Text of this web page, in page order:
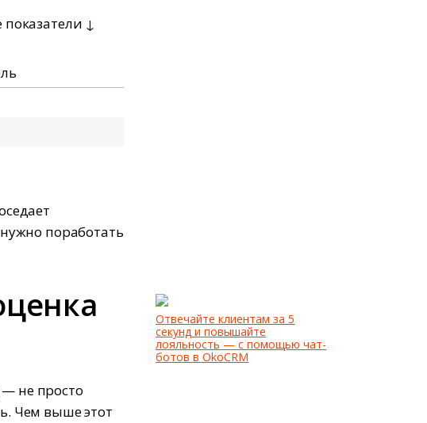
↓
поработать
— не просто
Чем выше этот
Отвечайте клиентам за 5
секунд и повышайте
лояльность — с помощью чат-
ботов в OkoCRM